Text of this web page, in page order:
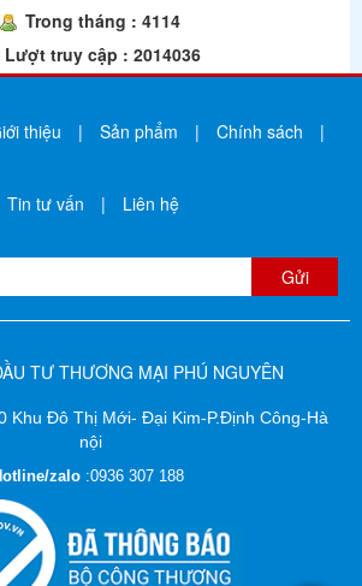
Trong tháng : 4114
Lượt truy cập : 2014036
thiệu | Sản phẩm | Chính sách |
Tin tư vấn | Liên hệ
TƯ THƯƠNG MẠI PHÚ NGUYÊN
Khu Đô Thị Mới- Đại Kim-P.Định Công-Hà
nội
zalo :0936 307 188